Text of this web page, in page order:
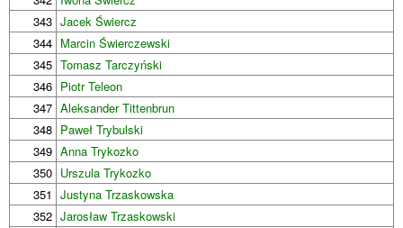
343 Jacek Świercz
344 Marcin Świerczewski
345 Tomasz Tarczyński
346 Piotr Teleon
347 Aleksander Tittenbrun
348 Paweł Trybulski
349 Anna Trykozko
350 Urszula Trykozko
351 Justyna Trzaskowska
352 Jarosław Trzaskowski